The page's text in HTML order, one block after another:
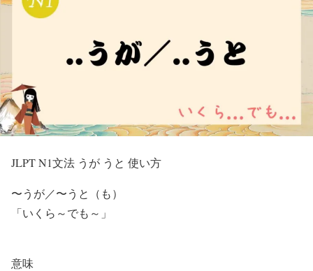
JLPT N1文法 うが うと 使い方
〜うが／〜うと（も）
「いくら～でも～」
意味